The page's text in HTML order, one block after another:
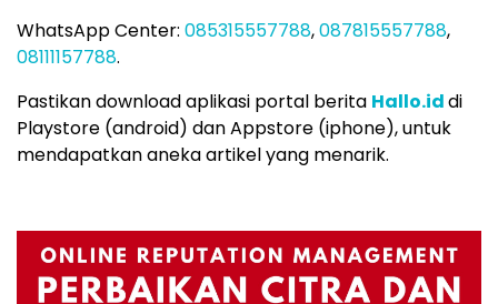
WhatsApp Center: 085315557788,087815557788,
08111157788.
Pastikan download aplikasi portal berita Hallo.iddi
Playstore (android) dan Appstore (iphone), untuk
mendapatkan aneka artikel yang menarik.